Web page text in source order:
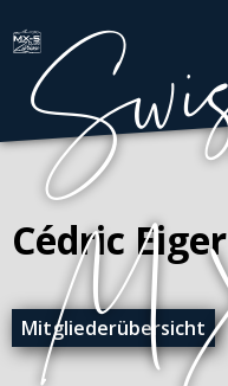
Cédric Eiger
Mitgliederübersicht